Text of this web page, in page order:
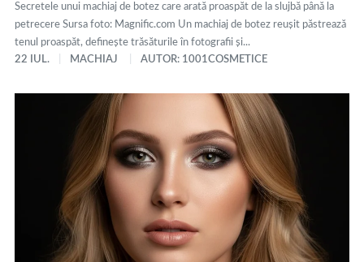
Secretele unui machiaj de botez care arată proaspăt de la slujbă până la
petrecere Sursa foto: Magnific.com Un machiaj de botez reușit păstrează
tenul proaspăt, definește trăsăturile în fotografii și...
22 IUL.
MACHIAJ AUTOR: 1001COSMETICE